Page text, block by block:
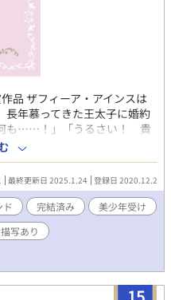
品 ザフィーア・アインスは
年慕ってきた王太子に婚約
も……！」「うるさい！ 貴
！」ザフィーアは弁明しよ
い。 アインス公爵は牢屋に
公爵家の恥さらしが！」と罵
に見捨てられたザフィーア
の教会に幽閉されることに
集める神子、その神子を害し
言葉は冷たい。「死ね！ 悪
」「消えろ！」「くたば
れ、失意のままた王都をあ
いよ、僕は一人で死ねるか
最終更新日 2025.1.24 登録日 2020.12.2
ド 完結済み
美少年受け
写あり